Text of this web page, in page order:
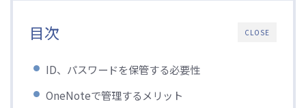
CLOSE
目次
ID、パスワードを保管する必要性
OneNoteで管理するメリット